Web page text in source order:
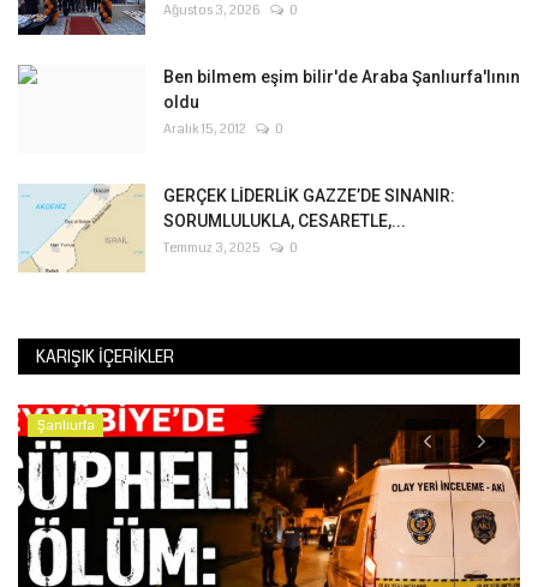
Ağustos 3, 2026 0
Ben bilmem eşim bilir'de Araba Şanlıurfa'lının
oldu
Aralık 15, 2012 0
GERÇEK LİDERLİK GAZZE’DE SINANIR:
SORUMLULUKLA, CESARETLE,...
Temmuz 3, 2025 0
KARIŞIK İÇERIKLER
Şanlıurfa